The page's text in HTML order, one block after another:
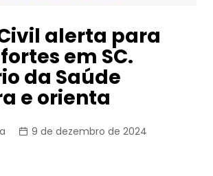
alerta para
em SC.
da Saúde
e orienta
9 de dezembro de 2024